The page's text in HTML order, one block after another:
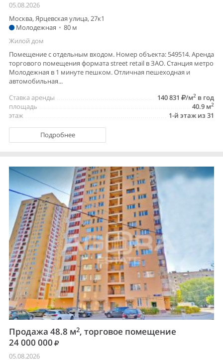
05.08.2026
Москва, Ярцевская улица, 27к1
Молодежная • 80 м
Жилой дом
Помещение с отдельным входом. Номер объекта: 549514. Аренда
торгового помещения формата street retail в ЗАО. Станция метро
Молодежная в 1 минуте пешком. Отличная пешеходная и
автомобильная...
140 831
/м2 в год
Ставка аренды
40.9 м2
площадь
1-й этаж из 31
этаж
Подробнее
Продажа 48.8 м2, торговое помещение
24 000 000
05.08.2026